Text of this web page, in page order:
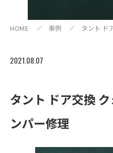
HOME 事例
タント ド
2021.08.07
タント ドア交換
ンパー修理